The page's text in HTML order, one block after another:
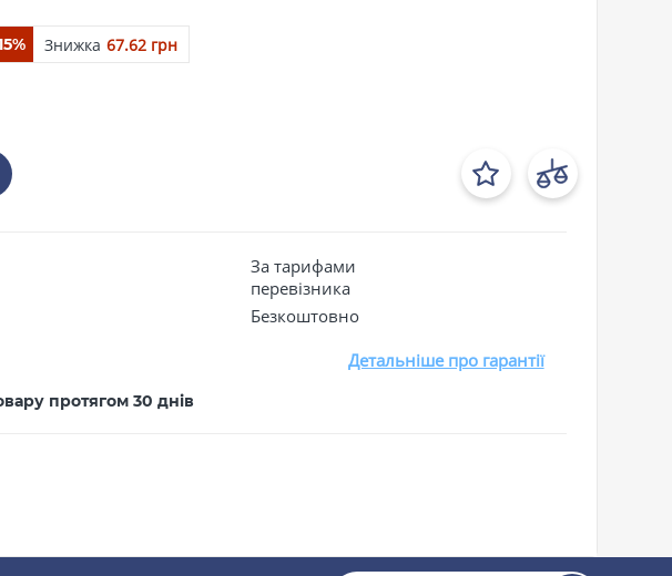
Знижка 67.62 грн
За тарифами
перевізника
Безкоштовно
протягом 30 днів
Детальніше про гарантії